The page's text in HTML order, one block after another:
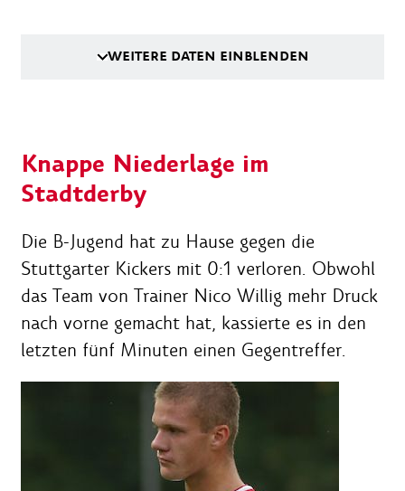
WEITERE DATEN EINBLENDEN
Knappe Niederlage im
Stadtderby
Die B-Jugend hat zu Hause gegen die
Stuttgarter Kickers mit 0:1 verloren. Obwohl
das Team von Trainer Nico Willig mehr Druck
nach vorne gemacht hat, kassierte es in den
letzten fünf Minuten einen Gegentreffer.